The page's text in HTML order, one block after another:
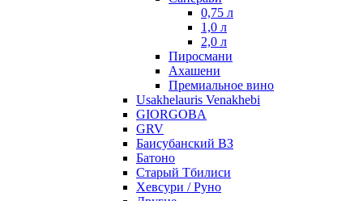
0,75 л
1,0 л
2,0 л
Пиросмани
Ахашени
Премиальное вино
Usakhelauris Venakhebi
GIORGOBA
GRV
Баисубанский ВЗ
Батоно
Старый Тбилиси
Хевсури / Руно